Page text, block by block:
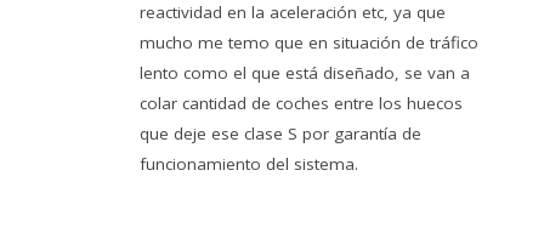
reactividad en la aceleración etc, ya que
mucho me temo que en situación de tráfico
lento como el que está diseñado, se van a
colar cantidad de coches entre los huecos
que deje ese clase S por garantía de
funcionamiento del sistema.